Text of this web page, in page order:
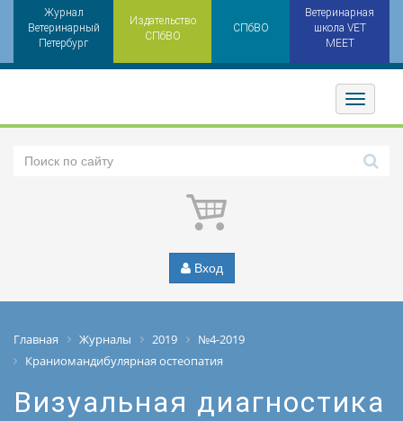
Журнал
Ветеринарный
Петербург
Издательство
СПбВО
СПбВО
Ветеринарная
школа VET
MEET
Toggler
Вход
Главная Журналы 2019
№4-2019
Краниомандибулярная остеопатия
Визуальная диагностика